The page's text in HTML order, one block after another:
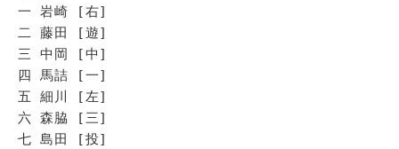
一 岩崎 [右]
二 藤田 [遊]
三 中岡 [中]
四 馬詰 [一]
五 細川 [左]
六 森脇 [三]
七 島田 [投]